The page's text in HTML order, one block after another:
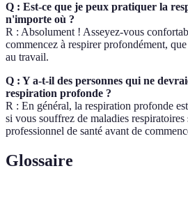
Q : Est-ce que je peux pratiquer la
n'importe où ?
R : Absolument ! Asseyez-vous
commencez à respirer profondément,
au travail.
Q : Y a-t-il des personnes qui ne
respiration profonde ?
R : En général, la respiration profonde
si vous souffrez de maladies respiratoires
professionnel de santé avant de
Glossaire